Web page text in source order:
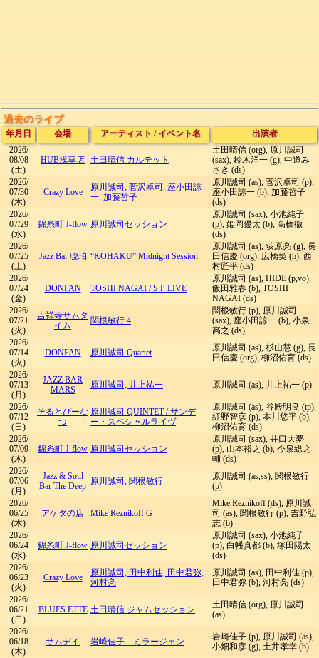
過去のライブ
年月日 会場 アーティスト / イベント名
出演者
2026/
08/08
(土)
HUB浅草店 土田晴信 カルテット
土田晴信 (org), 原川誠司
(sax), 鈴木洋一 (g), 中道み
さき (ds)
2026/
07/30
(木)
Crazy Love
原川誠司, 菅沢卓司, 座小田諒
一, 加藤哲子
原川誠司 (as), 菅沢卓司 (p),
座小田諒一 (b), 加藤哲子
(ds)
2026/
07/29
(水)
錦糸町 J-flow 原川誠司セッション
原川誠司 (sax), 小池純子
(p), 姫岡優太 (b), 高橋徹
(ds)
2026/
07/25
(土)
Jazz Bar 琥珀 “KOHAKU” Midnight Session
原川誠司 (as), 荻原亮 (g), 長
田信慶 (org), 広橋契 (b), 西
村匠平 (ds)
2026/
07/24
(金)
DONFAN TOSHI NAGAI /S.P LIVE
原川誠司 (as), HIDE (p,vo),
飯田雅春 (b), TOSHI
NAGAI (ds)
2026/
07/21
(火)
吉祥寺サムタ
イム
関根敏行 4
関根敏行 (p), 原川誠司
(sax), 座小田諒一 (b), 小泉
高之 (ds)
2026/
07/14
(火)
DONFAN 原川誠司 Quartet
原川誠司 (as), 杉山慧 (g), 長
田信慶 (org), 柳沼佑育 (ds)
2026/
07/13
(月)
JAZZ BAR
MARS
原川誠司, 井上祐一 原川誠司 (as), 井上祐一 (p)
2026/
07/12
(日)
そるとぴーな
つ
原川誠司 QUINTET/サンデ
ー・スペシャルライヴ
原川誠司 (as), 谷殿明良 (tp),
紅野智彦 (p), 本川悠平 (b),
柳沼佑育 (ds)
2026/
07/09
(木)
錦糸町 J-flow 原川誠司セッション
原川誠司 (sax), 井口大夢
(p), 山本裕之 (b), 今泉総之
輔 (ds)
2026/
07/06
(月)
Jazz & Soul
Bar The Deep 原川誠司, 関根敏行
原川誠司 (as,ss), 関根敏行
(p)
2026/
06/25
(木)
アケタの店 Mike Reznikoff G
Mike Reznikoff (ds), 原川誠
司 (as), 関根敏行 (p), 吉野弘
志 (b)
2026/
06/24
(水)
錦糸町 J-flow 原川誠司セッション
原川誠司 (sax), 小池純子
(p), 白幡真都 (b), 塚田陽太
(ds)
2026/
06/23
(火)
Crazy Love
原川誠司, 田中利佳, 田中君弥,
河村亮
原川誠司 (as), 田中利佳 (p),
田中君弥 (b), 河村亮 (ds)
2026/
06/21
(日)
BLUES ETTE 土田晴信 ジャムセッション
土田晴信 (org), 原川誠司
(as)
2026/
06/18
(木)
サムデイ 岩崎佳子 ミラージェン
岩崎佳子 (p), 原川誠司 (as),
小畑和彦 (g), 土井孝幸 (b)